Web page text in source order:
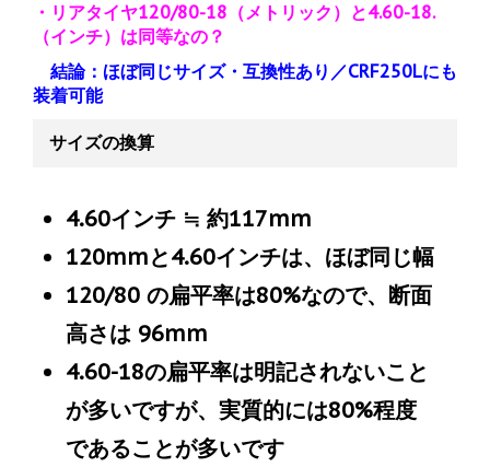
・リアタイヤ120/80-18（メトリック）と4.60-18.
（インチ）は同等なの？
結論：ほぼ同じサイズ・互換性あり／CRF250Lにも
装着可能
サイズの換算
4.60インチ ≒ 約117mm
120mmと4.60インチは、ほぼ同じ幅
120/80 の扁平率は80%なので、断面
高さは 96mm
4.60-18の扁平率は明記されないこと
が多いですが、実質的には80%程度
であることが多いです